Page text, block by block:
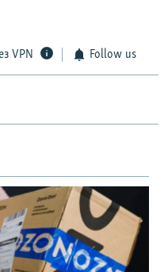
VPN Follow us